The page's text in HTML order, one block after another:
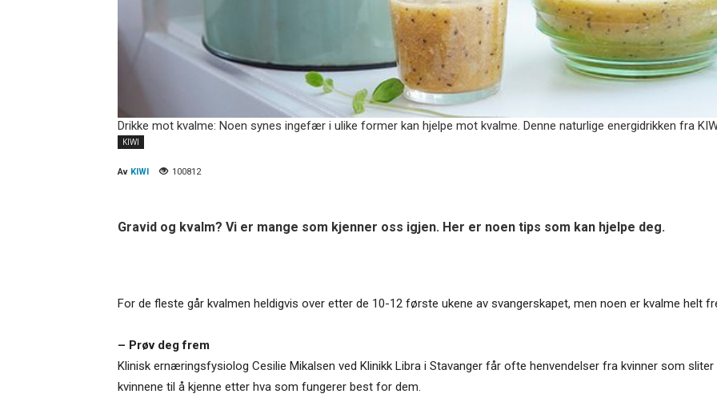
Drikke mot kvalme: Noen synes ingefær i ulike former kan hjelpe mot kvalme. Denne naturlige energidrikken fra
KIWI
Av KIWI 100812
Gravid og kvalm? Vi er mange som kjenner oss igjen. Her er noen tips som kan hjelpe deg.
For de fleste går kvalmen heldigvis over etter de 10-12 første ukene av svangerskapet, men noen er kvalme helt
– Prøv deg frem
Klinisk ernæringsfysiolog Cesilie Mikalsen ved Klinikk Libra i Stavanger får ofte henvendelser fra kvinner som
kvinnene til å kjenne etter hva som fungerer best for dem.